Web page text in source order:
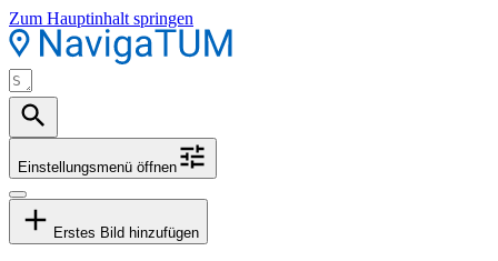
Zum Hauptinhalt springen
Einstellungsmenü öffnen
Erstes Bild hinzufügen